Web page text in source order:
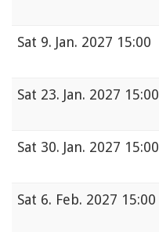
Sat 9. Jan. 2027 15:00
Sat 23. Jan. 2027 15:00
Sat 30. Jan. 2027 15:00
Sat 6. Feb. 2027 15:00